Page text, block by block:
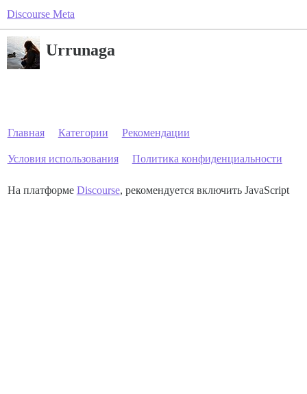
Discourse Meta
Urrunaga
Главная Категории Рекомендации
Условия использования Политика конфиденциальности
На платформе Discourse, рекомендуется включить JavaScript